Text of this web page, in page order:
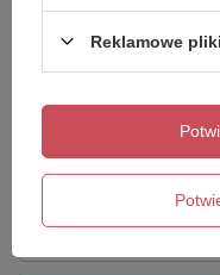
Dodaj własne zdjęcie
Twoje imię
Reklamowe